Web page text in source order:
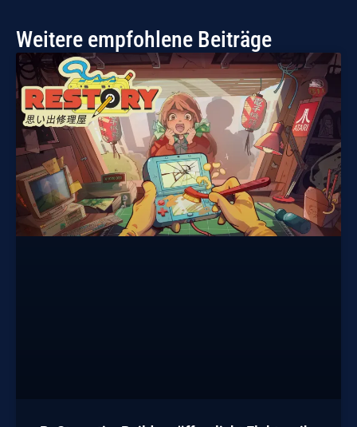
Weitere empfohlene Beiträge